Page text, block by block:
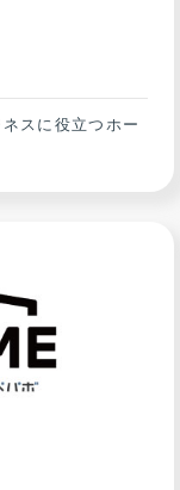
スに役立つホー